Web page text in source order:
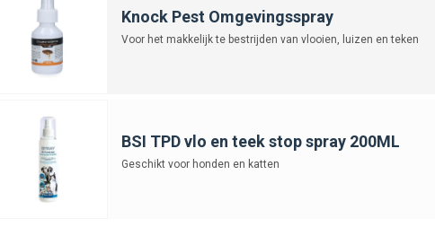
Knock Pest Omgevingsspray
Voor het makkelijk te bestrijden van vlooien, luizen en teken
BSI TPD vlo en teek stop spray 200ML
Geschikt voor honden en katten